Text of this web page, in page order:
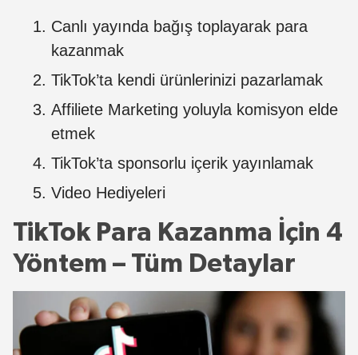
Canlı yayında bağış toplayarak para
kazanmak
TikTok’ta kendi ürünlerinizi pazarlamak
Affiliete Marketing yoluyla komisyon elde
etmek
TikTok’ta sponsorlu içerik yayınlamak
Video Hediyeleri
TikTok Para Kazanma İçin 4
Yöntem – Tüm Detaylar